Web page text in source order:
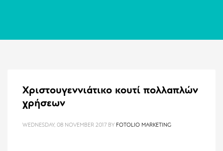
Χριστουγεννιάτικο κουτί πολλαπλών
χρήσεων
WEDNESDAY, 08 NOVEMBER 2017 BY FOTOLIO MARKETING